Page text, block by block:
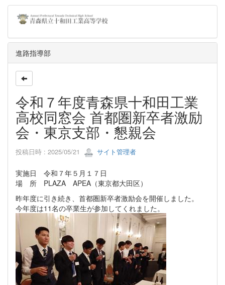
進路指導部
令和７年度青森県十和田工業
高校同窓会 首都圏新卒者激励
会・東京支部・懇親会
投稿日時 : 2025/05/21 サイト管理者
実施日 令和７年５月１７日
場 所 PLAZA APEA（東京都大田区）
昨年度に引き続き、首都圏新卒者激励会を開催しました。
今年度は11名の卒業生が参加してくれました。